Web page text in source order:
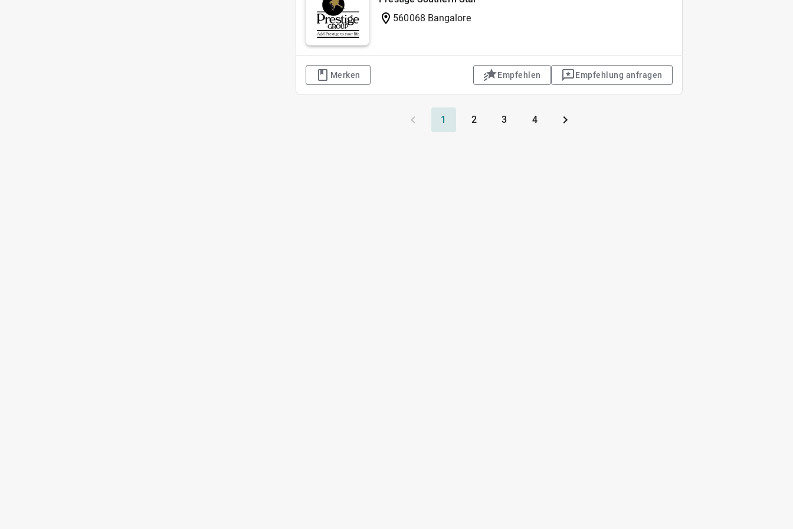
560068 Bangalore
Merken Empfehlen Empfehlung anfragen
1 2 3 4